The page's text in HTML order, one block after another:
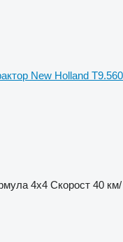
New Holland T9.560
4x4 Скорост 40 км/